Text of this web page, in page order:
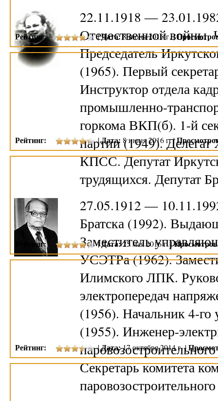
22.11.1918 —
Отечественной
Председатель
(1965). Первый
Инструктор отдела
промышленно-
горкома ВКП(б). 1-й
партии (1949).
КПСС. Депутат
трудящихся. Депутат
27.05.1912 —
Братска (1992).
Заместитель
УСЭТРа (1962).
Илимского ЛПК.
электропередач
(1956). Начальник 4-го
(1955). Инженер-
Секретарь комитета
Рейтинг: |Дата:8 июня 2016 г. |
Рейтинг: |Дата: 8 июня 2016 г. |
Рейтинг: |Дата:25 мая 2016 г. |
Рейтинг: |Дата:17 октября 2014 г. |